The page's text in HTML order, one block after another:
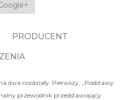
PRODUCENT
dwa rozdziały. Pierwszy, „Podstawy
przewodnik przedstawiający